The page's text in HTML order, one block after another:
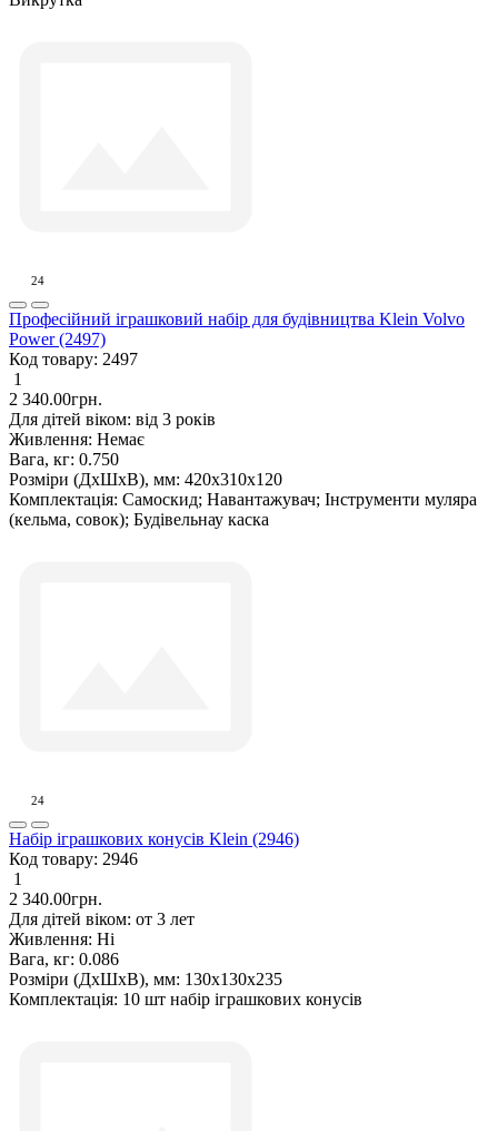
24
Професійний іграшковий набір для будівництва Klein Volvo
Power (2497)
Код товару: 2497
1
2 340.00грн.
Для дітей віком: від 3 років
Живлення: Немає
Вага, кг: 0.750
Розміри (ДxШxВ), мм: 420х310х120
Комплектація: Самоскид; Навантажувач; Інструменти муляра
(кельма, совок); Будівельнау каска
24
Набір іграшкових конусів Klein (2946)
Код товару: 2946
1
2 340.00грн.
Для дітей віком: от 3 лет
Живлення: Ні
Вага, кг: 0.086
Розміри (ДxШxВ), мм: 130х130х235
Комплектація: 10 шт набір іграшкових конусів